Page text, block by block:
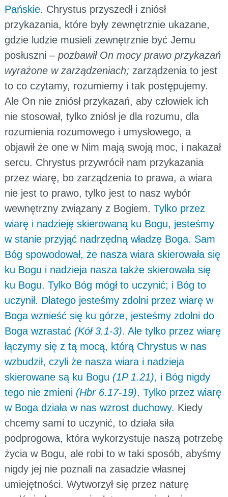
Pańskie. Chrystus przyszedł i zniósł
przykazania, które były zewnętrznie ukazane,
gdzie ludzie musieli zewnętrznie być Jemu
posłuszni – pozbawił On mocy prawo przykazań
wyrażone w zarządzeniach; zarządzenia to jest
to co czytamy, rozumiemy i tak postępujemy.
Ale On nie zniósł przykazań, aby człowiek ich
nie stosował, tylko zniósł je dla rozumu, dla
rozumienia rozumowego i umysłowego, a
objawił że one w Nim mają swoją moc, i nakazał
sercu. Chrystus przywrócił nam przykazania
przez wiarę, bo zarządzenia to prawa, a wiara
nie jest to prawo, tylko jest to nasz wybór
wewnętrzny związany z Bogiem. Tylko przez
wiarę i nadzieję skierowaną ku Bogu, jesteśmy
w stanie przyjąć nadrzędną władzę Boga. Sam
Bóg spowodował, że nasza wiara skierowała się
ku Bogu i nadzieja nasza także skierowała się
ku Bogu. Tylko Bóg mógł to uczynić; i Bóg to
uczynił. Dlatego jesteśmy zdolni przez wiarę w
Boga wznieść się ku górze, jesteśmy zdolni do
Boga wzrastać (Kół 3.1-3). Ale tylko przez wiarę
łączymy się z tą mocą, którą Chrystus w nas
wzbudził, czyli że nasza wiara i nadzieja
skierowane są ku Bogu (1P 1.21), i Bóg nigdy
tego nie zmieni (Hbr 6.17-19). Tylko przez wiarę
w Boga działa w nas wzrost duchowy. Kiedy
chcemy sami to uczynić, to działa siła
podprogowa, która wykorzystuje naszą potrzebę
życia w Bogu, ale robi to w taki sposób, abyśmy
nigdy jej nie poznali na zasadzie własnej
umiejętności. Wytworzył się przez naturę